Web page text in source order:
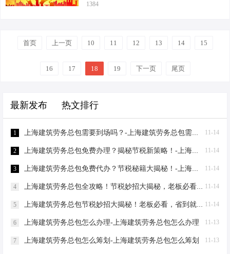
权结构，税率可是大不相同。比如，
更低的税率…
不可。接着，你得像侦探一样调查清
楚企业的财务状况，包括注册资本、
项目计划书，详细描述你的建筑项目
要想在激烈的市场竞争中站稳脚跟，
来给大家揭秘一下，如何通过合理合
证变成一张“省税通行证”。 首先，让
而税务筹划则是船上的风帆，正确的
调整可以让你乘风破浪，而不是被逆
流拖垮。那么，如何才能让这艘航船
惠。上海对于建筑行业的小微企业有
一定的税收优惠政策，比如增值税小
大减轻税负。就像小兵张嘎用智慧对
付鬼子一样…
1384
首页 上一页 10 11 12 13 14 15
16 17 18 19 下一页 尾页
最新发布 热文排行
11-14
1 上海建筑劳务总包需要到场吗？-上海建筑劳务总包需要到场吗？
11-14
2 上海建筑劳务总包免费办理？揭秘节税新策略！-上海建筑劳务总包免费办理吗？
11-14
3 上海建筑劳务总包免费代办？节税秘籍大揭秘！-上海建筑劳务总包免费代办吗？
11-14
4 上海建筑劳务总包全攻略！节税妙招大揭秘，老板必看！-上海建筑劳务总包流程和要求
11-14
5 上海建筑劳务总包节税妙招大揭秘！老板必看，省到就是赚到！-上海建筑劳务总包怎么节税
11-13
6 上海建筑劳务总包怎么办理-上海建筑劳务总包怎么办理
11-13
7 上海建筑劳务总包怎么筹划-上海建筑劳务总包怎么筹划